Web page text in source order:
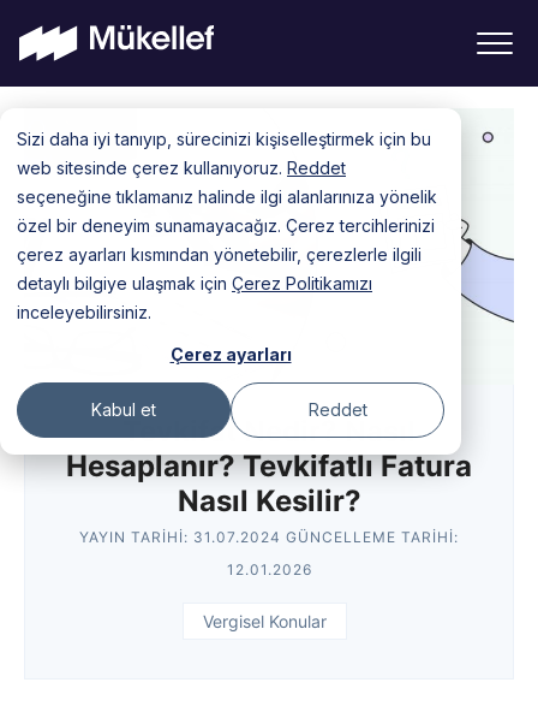
Sizi daha iyi tanıyıp, sürecinizi kişiselleştirmek için bu
web sitesinde çerez kullanıyoruz. Reddet
seçeneğine tıklamanız halinde ilgi alanlarınıza yönelik
özel bir deneyim sunamayacağız. Çerez tercihlerinizi
çerez ayarları kısmından yönetebilir, çerezlerle ilgili
detaylı bilgiye ulaşmak için Çerez Politikamızı
inceleyebilirsiniz.
Çerez ayarları
Kabul et Reddet
content
Tevkifat Nedir? Nasıl
Hesaplanır? Tevkifatlı Fatura
Nasıl Kesilir?
YAYIN TARIHI: 31.07.2024 GÜNCELLEME TARIHI:
12.01.2026
Vergisel Konular